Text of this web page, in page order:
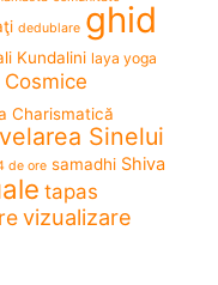
dedublare ghid
Kundalini laya yoga
Charismatică
Sinelui
de ore samadhi Shiva
tapas
vizualizare